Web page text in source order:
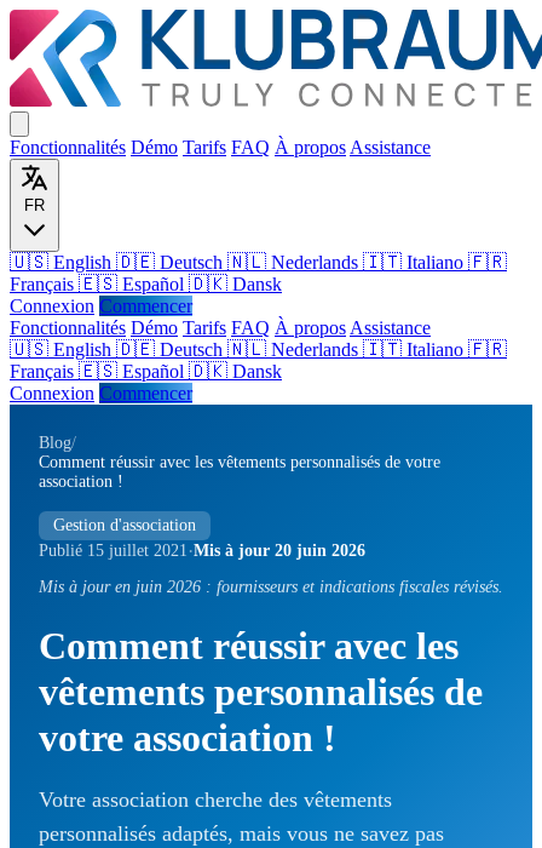
Fonctionnalités Démo Tarifs FAQ À propos Assistance
FR
🇺🇸 English 🇩🇪 Deutsch 🇳🇱 Nederlands 🇮🇹 Italiano 🇫🇷
Français 🇪🇸 Español 🇩🇰 Dansk
Connexion Commencer
Fonctionnalités Démo Tarifs FAQ À propos Assistance
🇺🇸 English 🇩🇪 Deutsch 🇳🇱 Nederlands 🇮🇹 Italiano 🇫🇷
Français 🇪🇸 Español 🇩🇰 Dansk
Connexion Commencer
Blog/
Comment réussir avec les vêtements personnalisés de votre
association !
Gestion d'association
Publié 15 juillet 2021 ·Mis à jour 20 juin 2026
Mis à jour en juin 2026 : fournisseurs et indications fiscales révisés.
Comment réussir avec les
vêtements personnalisés de
votre association !
Votre association cherche des vêtements
personnalisés adaptés, mais vous ne savez pas